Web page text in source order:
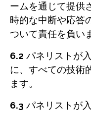
ームを通じて提供
時的な中断や応答
ついて責任を負い
6.2 パネリストが
に、すべての技術
ます。
6.3 パネリストが